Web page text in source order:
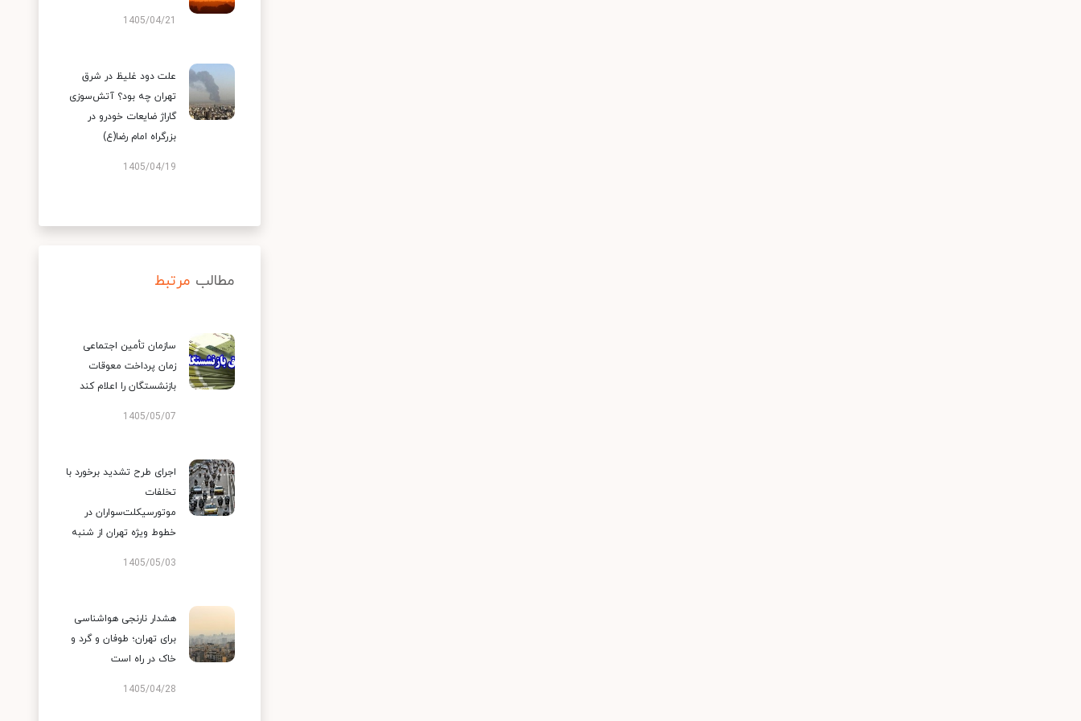
1405/04/21
علت دود غلیظ در شرق
تهران چه بود؟ آتش‌سوزی
گاراژ ضایعات خودرو در
بزرگراه امام رضا(ع)
1405/04/19
مطالب مرتبط
سازمان تأمین اجتماعی
زمان پرداخت معوقات
بازنشستگان را اعلام کند
1405/05/07
اجرای طرح تشدید برخورد با
تخلفات
موتورسیکلت‌سواران در
خطوط ویژه تهران از شنبه
1405/05/03
هشدار نارنجی هواشناسی
برای تهران؛ طوفان و گرد و
خاک در راه است
1405/04/28